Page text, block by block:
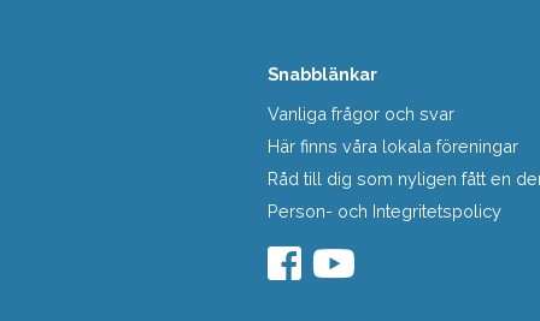
Snabblänkar
Vanliga frågor och svar
Här finns våra lokala föreningar
Råd till dig som nyligen fått en
Person- och Integritetspolicy